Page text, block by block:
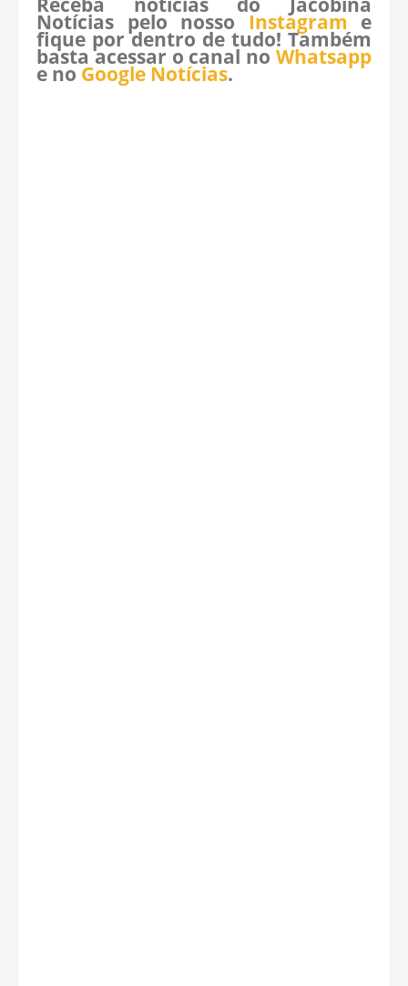
Notícias pelo nosso Instagram e
fique por dentro de tudo! Também
basta acessar o canal no Whatsapp
e no Google Notícias.